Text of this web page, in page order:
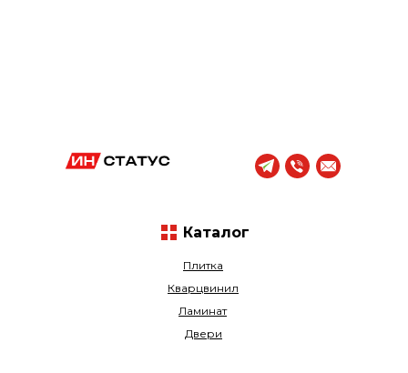
Плитка
Кварцвинил
Ламинат
Двери
Каталог